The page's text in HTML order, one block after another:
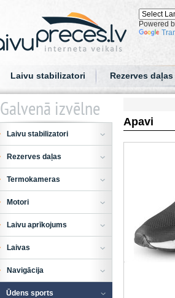
Powered
Laivu stabilizatori Rezerves daļas
Apavi
Galvenā izvēlne
Laivu stabilizatori
Rezerves daļas
Termokameras
Motori
Laivu aprīkojums
Laivas
Navigācija
Ūdens sports